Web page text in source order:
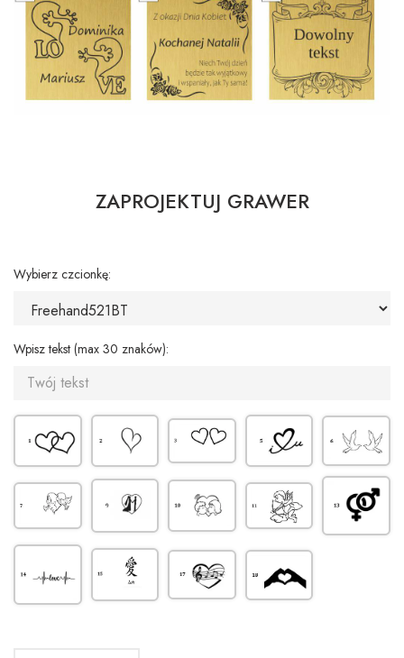
ZAPROJEKTUJ GRAWER
Wybierz czcionkę:
Wpisz tekst (max 30 znaków):